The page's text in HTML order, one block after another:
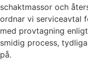
schaktmassor och
ordnar vi serviceavtal
med provtagning
smidig process,
på.